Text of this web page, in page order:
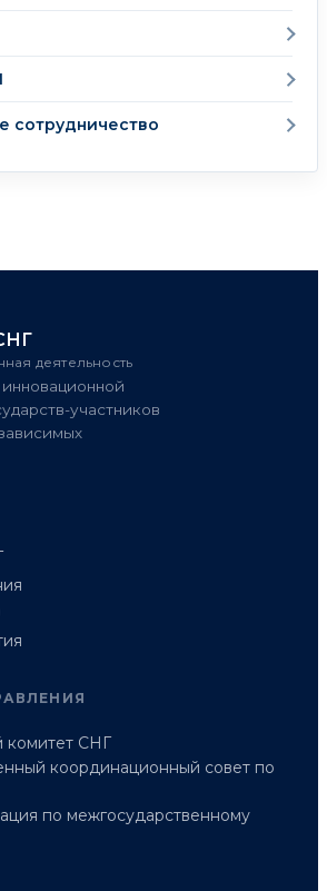
сотрудничество
деятельность
участников
комитет СНГ
координационный совет по
по межгосударственному